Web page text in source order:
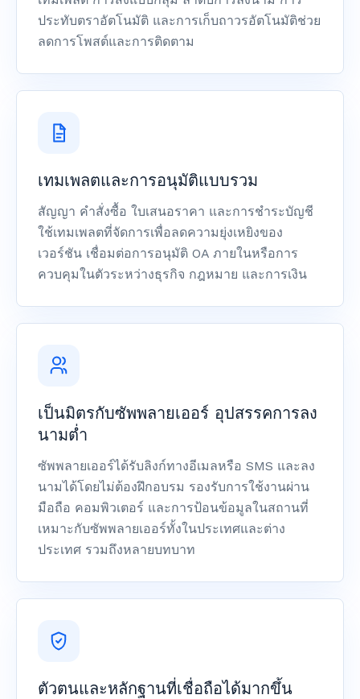
ประทับตราอัตโนมัติ และการเก็บถาวรอัตโนมัติช่วย
ลดการโพสต์และการติดตาม
เทมเพลตและการอนุมัติแบบรวม
สัญญา คำสั่งซื้อ ใบเสนอราคา และการชำระบัญชี
ใช้เทมเพลตที่จัดการเพื่อลดความยุ่งเหยิงของ
เวอร์ชัน เชื่อมต่อการอนุมัติ OA ภายในหรือการ
ควบคุมในตัวระหว่างธุรกิจ กฎหมาย และการเงิน
เป็นมิตรกับซัพพลายเออร์ อุปสรรคการลง
นามต่ำ
ซัพพลายเออร์ได้รับลิงก์ทางอีเมลหรือ SMS และลง
นามได้โดยไม่ต้องฝึกอบรม รองรับการใช้งานผ่าน
มือถือ คอมพิวเตอร์ และการป้อนข้อมูลในสถานที่
เหมาะกับซัพพลายเออร์ทั้งในประเทศและต่าง
ประเทศ รวมถึงหลายบทบาท
ตัวตนและหลักฐานที่เชื่อถือได้มากขึ้น